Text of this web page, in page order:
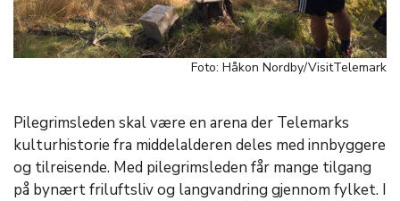
Foto: Håkon Nordby/VisitTelemark
Pilegrimsleden skal være en arena der Telemarks
kulturhistorie fra middelalderen deles med innbyggere
og tilreisende. Med pilegrimsleden får mange tilgang
på bynært friluftsliv og langvandring gjennom fylket. I